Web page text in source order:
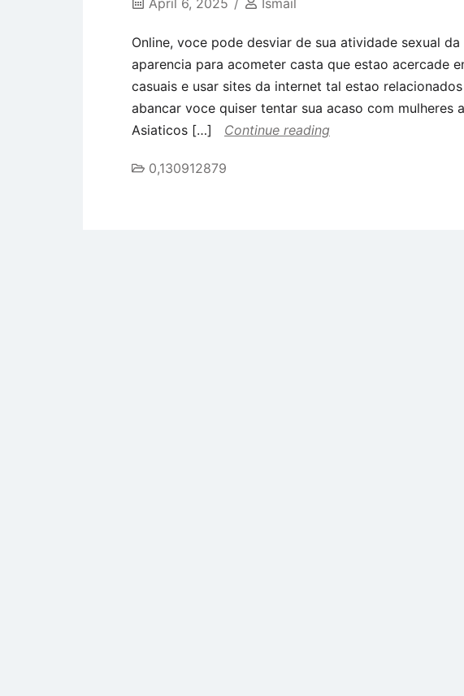
April 6, 2025 Ismail
Online, voce pode desviar de sua atividade sexual
aparencia para acometer casta que estao acercade
casuais e usar sites da internet tal estao
abancar voce quiser tentar sua acaso com mulheres
Asiaticos […]
Continue reading
0,130912879